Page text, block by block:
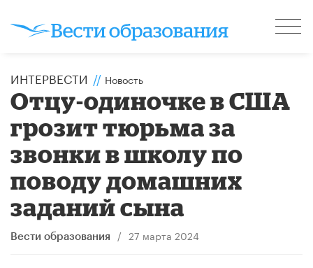
ИНТЕРВЕСТИ // Новость
Отцу-одиночке в США
грозит тюрьма за
звонки в школу по
поводу домашних
заданий сына
Вести образования / 27 марта 2024